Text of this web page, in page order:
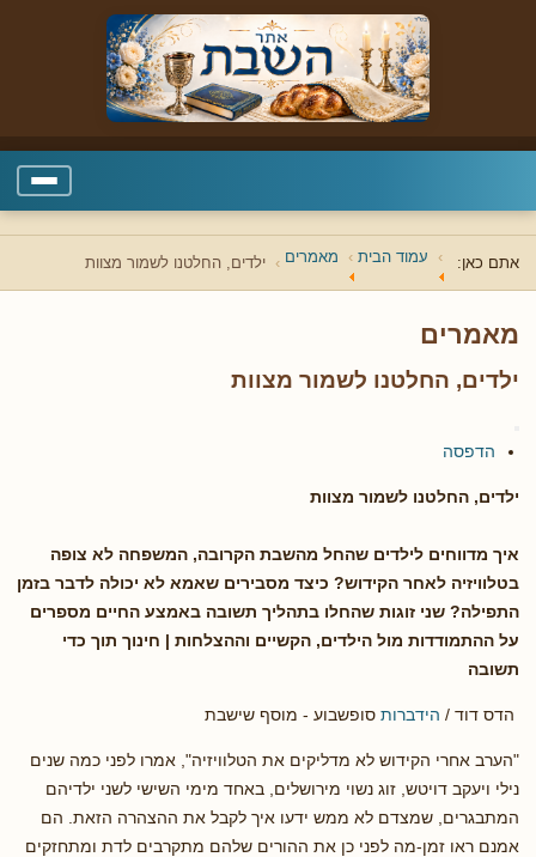
אתם כאן: עמוד הבית מאמרים ילדים, החלטנו לשמור מצוות
מאמרים
ילדים, החלטנו לשמור מצוות
הדפסה
ילדים, החלטנו לשמור מצוות
איך מדווחים לילדים שהחל מהשבת הקרובה, המשפחה לא צופה
בטלוויזיה לאחר הקידוש? כיצד מסבירים שאמא לא יכולה לדבר בזמן
התפילה? שני זוגות שהחלו בתהליך תשובה באמצע החיים מספרים
על ההתמודדות מול הילדים, הקשיים וההצלחות | חינוך תוך כדי
תשובה
הדס דוד / הידברות סופשבוע - מוסף שישבת
"הערב אחרי הקידוש לא מדליקים את הטלוויזיה", אמרו לפני כמה שנים
נילי ויעקב דויטש, זוג נשוי מירושלים, באחד מימי השישי לשני ילדיהם
המתבגרים, שמצדם לא ממש ידעו איך לקבל את ההצהרה הזאת. הם
אמנם ראו זמן-מה לפני כן את ההורים שלהם מתקרבים לדת ומתחזקים